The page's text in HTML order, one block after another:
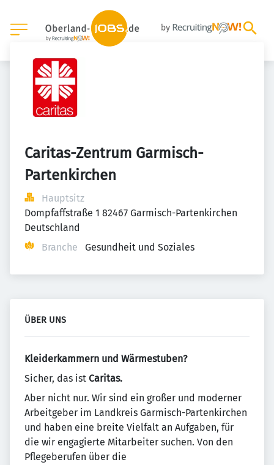
Caritas-Zentrum Garmisch-
Partenkirchen
Hauptsitz
Dompfaffstraße 1 82467 Garmisch-Partenkirchen
Deutschland
Branche
Gesundheit und Soziales
ÜBER UNS
Kleiderkammern und Wärmestuben?
Sicher, das ist Caritas.
Aber nicht nur. Wir sind ein großer und moderner
Arbeitgeber im Landkreis Garmisch-Partenkirchen
und haben eine breite Vielfalt an Aufgaben, für
die wir engagierte Mitarbeiter suchen. Von den
Pflegeberufen über die